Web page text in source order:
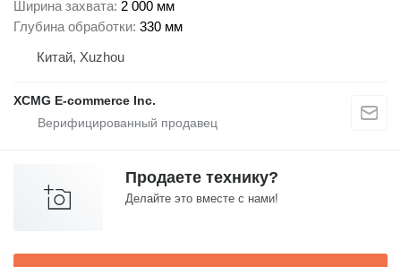
Ширина захвата 2 000 мм
Глубина обработки 330 мм
Китай, Xuzhou
XCMG E-commerce Inc.
Продаете технику?
Делайте это вместе с нами!